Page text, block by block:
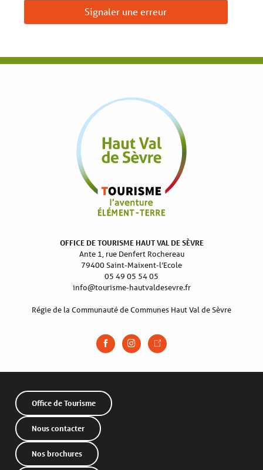
Signaler une erreur
OFFICE DE TOURISME HAUT VAL DE SÈVRE
Ante 1, rue Denfert Rochereau
79400 Saint-Maixent-l’Ecole
05 49 05 54 05
info@tourisme-hautvaldesevre.fr
Régie de la Communauté de Communes Haut Val de Sèvre
Office de Tourisme
Nous contacter
Nos brochures